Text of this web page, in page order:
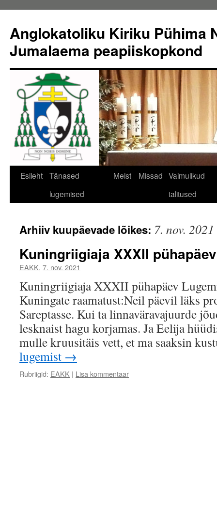
juurde
Anglokatoliku Kiriku Pühima
Jumalaema peapiiskopkond
Esileht
Tänased
lugemised
Meist Missad Vaimulikud
talitused
Arhiiv kuupäevade lõikes: 7. nov. 2021
Kuningriigiaja XXXII pühapäev
EAKK, 7. nov. 2021
Kuningriigiaja XXXII pühapäev
Kuningate raamatust:Neil päevil läks
Sareptasse. Kui ta linnaväravajuurde
lesknaist hagu korjamas. Ja Eelija
mulle kruusitäis vett, et ma saaksin
lugemist →
Rubriigid: EAKK | Lisa kommentaar